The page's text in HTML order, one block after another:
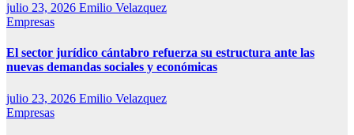
julio 23, 2026 Emilio Velazquez
Empresas
El sector jurídico cántabro refuerza su estructura ante las
nuevas demandas sociales y económicas
julio 23, 2026 Emilio Velazquez
Empresas